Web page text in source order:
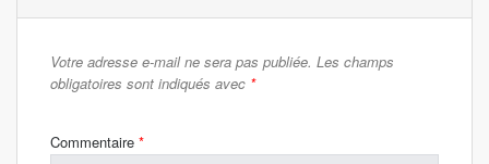
Votre adresse e-mail ne sera pas publiée. Les champs
obligatoires sont indiqués avec *
Commentaire *